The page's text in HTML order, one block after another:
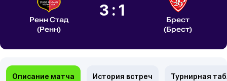
Ренн Стад
(Ренн)
3:1
Брест
(Брест)
Описание матча История встреч Турнирная